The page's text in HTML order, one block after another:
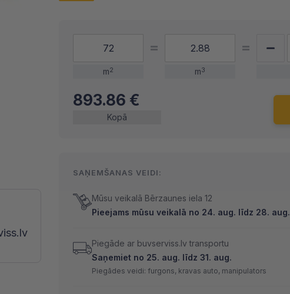
m2 m3
893.86 €
Kopā
SAŅEMŠANAS VEIDI:
Mūsu veikalā Bērzaunes iela 12
Pieejams mūsu veikalā no 24. aug. līdz 28. aug.
Piegāde ar buvserviss.lv transportu
Saņemiet no 25. aug. līdz 31. aug.
Piegādes veidi: furgons, kravas auto, manipulators